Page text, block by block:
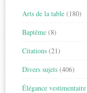
Arts de la table (180)
Baptême (8)
Citations (21)
Divers sujets (406)
Élégance vestimentaire